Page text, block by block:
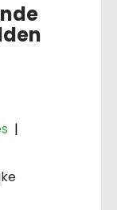
|